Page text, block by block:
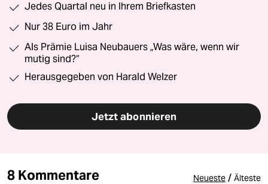
Jedes Quartal neu in Ihrem Briefkasten
Nur 38 Euro im Jahr
Als Prämie Luisa Neubauers „Was wäre, wenn wir
mutig sind?“
Herausgegeben von Harald Welzer
Jetzt abonnieren
8 Kommentare Neueste / Älteste